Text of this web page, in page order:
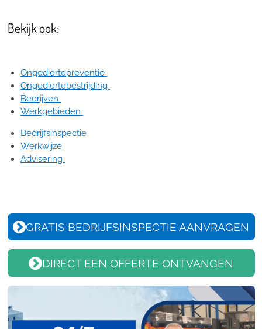
Bekijk ook:
Ongediertepreventie
Ongediertebestrijding
Bedrijven
Werkgebieden
Bedrijfsinspectie
Werkwijze
Advisering
GRATIS BEDRIJFSINSPECTIE AANVRAGEN
DIRECT EEN OFFERTE ONTVANGEN